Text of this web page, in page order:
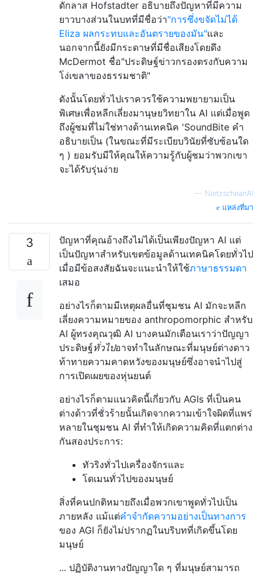
ดักลาส Hofstadter อธิบายถึงปัญหาที่มีความ
ยาวบางส่วนในบทที่มีชื่อว่า"การซึ่งขจัดไม่ได้
Eliza ผลกระทบและอันตรายของมัน"และ
นอกจากนี้ยังมีกระดาษที่มีชื่อเสียงโดยดึง
McDermot ชื่อ"ประดิษฐ์ข่าวกรองตรงกับความ
โง่เขลาของธรรมชาติ"
ดังนั้นโดยทั่วไปเราควรใช้ความพยายามเป็น
พิเศษเพื่อหลีกเลี่ยงมานุษยวิทยาใน AI แต่เมื่อพูด
ถึงผู้ชมที่ไม่ใช่ทางด้านเทคนิค 'SoundBite คำ
อธิบายเป็น (ในขณะที่มีระเบียบวินัยที่ซับซ้อนใด
ๆ ) ยอมรับมีให้คุณให้ความรู้กับผู้ชมว่าพวกเขา
จะได้รับรุ่นง่าย
— NietzscheanAI
แหล่งที่มา
3
ปัญหาที่คุณอ้างถึงไม่ได้เป็นเพียงปัญหา AI แต่
เป็นปัญหาสำหรับเขตข้อมูลด้านเทคนิคโดยทั่วไป
เมื่อมีข้อสงสัยฉันจะแนะนำให้ใช้ภาษาธรรมดา
เสมอ
อย่างไรก็ตามมีเหตุผลอื่นที่ชุมชน AI มักจะหลีก
เลี่ยงความหมายของ anthropomorphic สำหรับ
AI ผู้ทรงคุณวุฒิ AI บางคนมักเตือนเราว่าปัญญา
ประดิษฐ์ทั่วไปอาจทำในลักษณะที่มนุษย์ต่างดาว
ท้าทายความคาดหวังของมนุษย์ซึ่งอาจนำไปสู่
การเปิดเผยของหุ่นยนต์
อย่างไรก็ตามแนวคิดนี้เกี่ยวกับ AGIs ที่เป็นคน
ต่างด้าวที่ชั่วร้ายนั้นเกิดจากความเข้าใจผิดที่แพร่
หลายในชุมชน AI ที่ทำให้เกิดความคิดที่แตกต่าง
กันสองประการ:
ทัวริงทั่วไปเครื่องจักรและ
โดเมนทั่วไปของมนุษย์
สิ่งที่คนปกติหมายถึงเมื่อพวกเขาพูดทั่วไปเป็น
ภายหลัง แม้แต่คำจำกัดความอย่างเป็นทางการ
ของ AGI ก็ยังไม่ปรากฏในบริบทที่เกิดขึ้นโดย
มนุษย์
... ปฏิบัติงานทางปัญญาใด ๆ ที่มนุษย์สามารถ